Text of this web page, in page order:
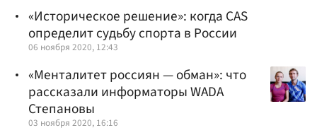
«Историческое решение»: когда CAS
определит судьбу спорта в России
06 ноября 2020, 12:43
«Менталитет россиян — обман»: что
рассказали информаторы WADA
Степановы
03 ноября 2020, 16:16